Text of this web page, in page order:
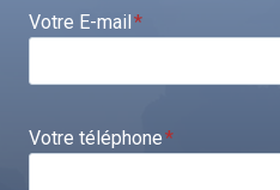
Votre E-mail*
Votre téléphone*